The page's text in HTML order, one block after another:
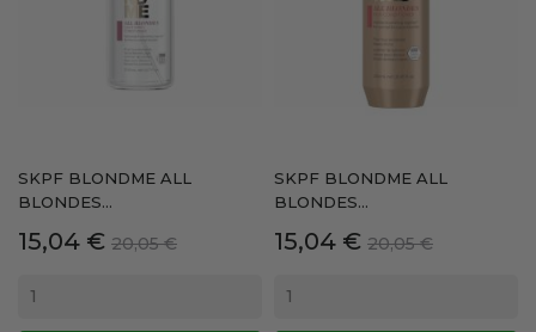
SKPF BLONDME ALL
BLONDES...
Precio
15,04 € Precio
20,05 €
SKPF BLONDME ALL
BLONDES...
Precio
15,04 € Precio
20,05 €